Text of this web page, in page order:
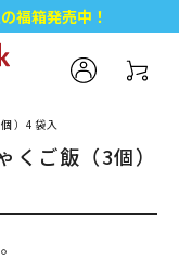
福箱発売中！
律送料無料♪
ント プレゼント！
）4袋入
くご飯（3個）